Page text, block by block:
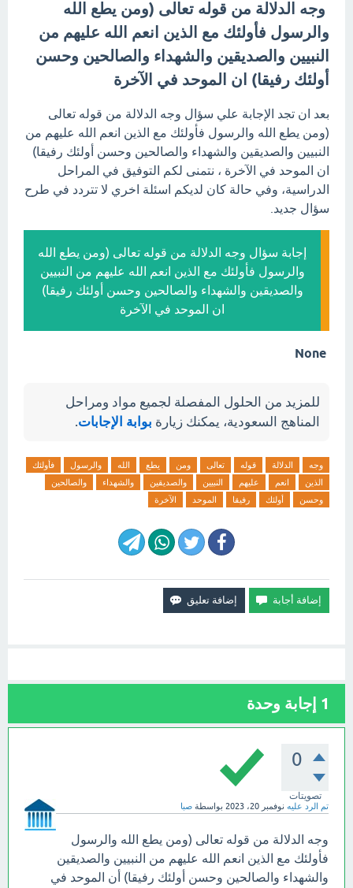
وجه الدلالة من قوله تعالى (ومن يطع الله
والرسول فأولئك مع الذين انعم الله عليهم من
النبيين والصديقين والشهداء والصالحين وحسن
أولئك رفيقا) ان الموحد في الآخرة
بعد ان تجد الإجابة علي سؤال وجه الدلالة من قوله تعالى
(ومن يطع الله والرسول فأولئك مع الذين انعم الله عليهم من
النبيين والصديقين والشهداء والصالحين وحسن أولئك رفيقا)
ان الموحد في الآخرة ، نتمنى لكم التوفيق في المراحل
الدراسية، وفي حالة كان لديكم اسئلة اخري لا تتردد في طرح
سؤال جديد.
إجابة سؤال وجه الدلالة من قوله تعالى (ومن يطع الله
والرسول فأولئك مع الذين انعم الله عليهم من النبيين
والصديقين والشهداء والصالحين وحسن أولئك رفيقا)
ان الموحد في الآخرة
None
للمزيد من الحلول المفصلة لجميع مواد ومراحل
المناهج السعودية، يمكنك زيارة بوابة الإجابات.
وجه الدلالة قوله تعالى ومن يطع الله والرسول
فأولئك
الذين
انعم عليهم النبيين والصديقين والشهداء
والصالحين
وحسن
أولئك رفيقا الموحد الآخرة
1 إجابة وحدة
0
تصويتات
تم الرد عليه نوفمبر 20، 2023 بواسطة صبا
وجه الدلالة من قوله تعالى (ومن يطع الله والرسول
فأولئك مع الذين انعم الله عليهم من النبيين والصديقين
والشهداء والصالحين وحسن أولئك رفيقا) أن الموحد في